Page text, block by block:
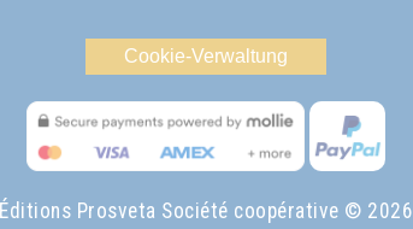
Cookie-Verwaltung
Éditions Prosveta Société coopérative © 2026